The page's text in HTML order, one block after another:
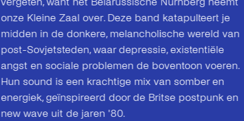
onze Kleine Zaal over. Deze band katapulteert je
midden in de donkere, melancholische wereld van
post-Sovjetsteden, waar depressie, existentiële
angst en sociale problemen de boventoon voeren.
Hun sound is een krachtige mix van somber en
energiek, geïnspireerd door de Britse postpunk en
new wave uit de jaren '80.